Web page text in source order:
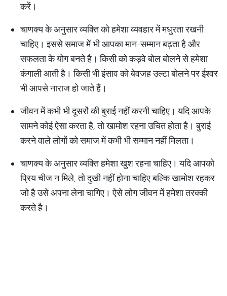
करें।
चाणक्य के अनुसार व्यक्ति को हमेशा व्यवहार में मधुरता रखनी
चाहिए। इससे समाज में भी आपका मान-सम्मान बढ़ता है और
सफलता के योग बनते है। किसी को कड़वे बोल बोलने से हमेशा
कंगाली आती है। किसी भी इंसाव को बेवजह उल्टा बोलने पर ईश्वर
भी आपसे नाराज हो जाते हैं।
जीवन में कभी भी दूसरों की बुराई नहीं करनी चाहिए। यदि आपके
सामने कोई ऐसा करता है, तो खामोश रहना उचित होता है। बुराई
करने वाले लोगों को समाज में कभी भी सम्मान नहीं मिलता।
चाणक्य के अनुसार व्यक्ति हमेशा खुश रहना चाहिए। यदि आपको
प्रिय चीज न मिले, तो दुखी नहीं होना चाहिए बल्कि खामोश रहकर
जो है उसे अपना लेना चागिए। ऐसे लोग जीवन में हमेशा तरक्की
करते है।